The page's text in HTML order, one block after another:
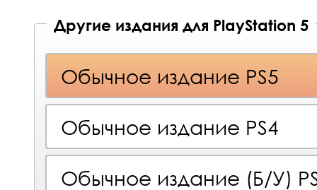
Другие издания для PlayStation 5
Обычное издание PS5
Обычное издание PS4
Обычное издание (Б/У)